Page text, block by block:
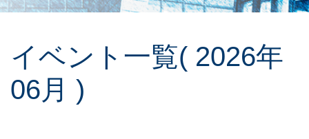
イベント一覧( 2026年
06月 )